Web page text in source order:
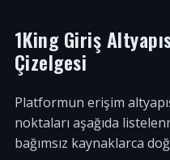
1King Giriş
Çizelgesi
Platformun erişim
noktaları aşağıda
bağımsız kaynaklarca